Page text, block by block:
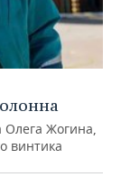
Олега Жогина,
винтика